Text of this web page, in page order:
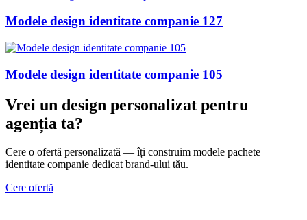
Modele design identitate companie 127
Modele design identitate companie 105
Vrei un design personalizat pentru
agenția ta?
Cere o ofertă personalizată — îți construim modele pachete
identitate companie dedicat brand-ului tău.
Cere ofertă